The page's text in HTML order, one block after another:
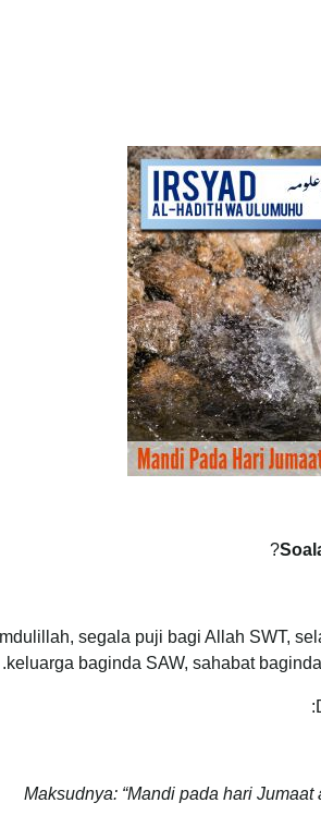
segala puji bagi Allah SWT,
keluarga baginda SAW, sahabat
Maksudnya: “Mandi pada hari